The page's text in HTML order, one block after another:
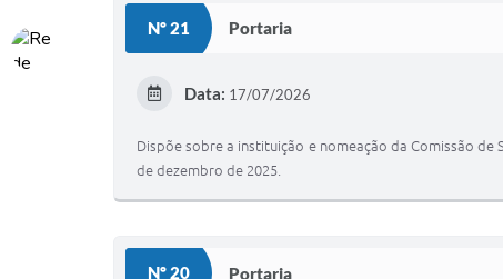
Nº 21 Portaria
Data: 17/07/2026
Dispõe sobre a instituição e nomeação da Comissão de
de dezembro de 2025.
Nº 20 Portaria